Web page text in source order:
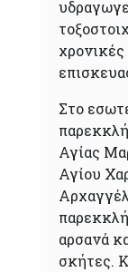
χρονικές
Στο
Αγίας
Αγίου
αρσανά
σκήτες.